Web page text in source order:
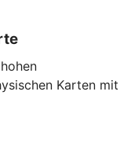
Karten mit